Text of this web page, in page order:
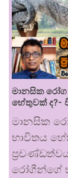
මානසික රෝග
හේතුවක්
මානසික
භාවිතය
රෝගීන්ගේ